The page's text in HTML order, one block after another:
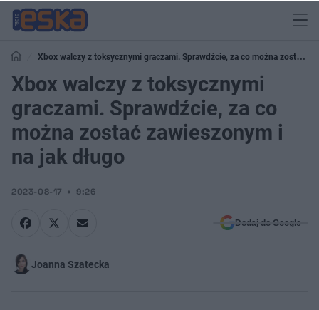
Xbox walczy z toksycznymi graczami. Sprawdźcie, za co można zostać
zawieszonym i na jak długo
Xbox walczy z toksycznymi
graczami. Sprawdźcie, za co
można zostać zawieszonym i
na jak długo
2023-08-17 9:26
Dodaj do Google
Joanna Szatecka